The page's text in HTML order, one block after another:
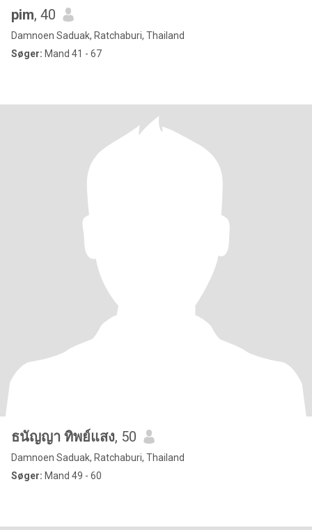
pim, 40
Damnoen Saduak, Ratchaburi, Thailand
Søger: Mand 41 - 67
ธนัญญา ทิพย์แสง, 50
Damnoen Saduak, Ratchaburi, Thailand
Søger: Mand 49 - 60